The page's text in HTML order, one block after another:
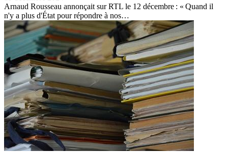
Arnaud Rousseau annonçait sur RTL le 12 décembre : « Quand il
n'y a plus d'État pour répondre à nos…